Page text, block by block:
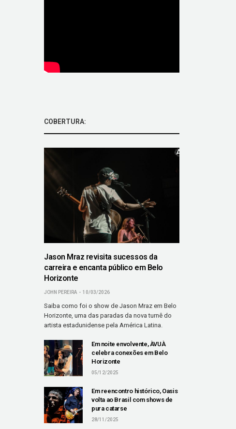
COBERTURA:
Jason Mraz revisita sucessos da
carreira e encanta público em Belo
Horizonte
JOHN PEREIRA 10/03/2026
Saiba como foi o show de Jason Mraz em Belo
Horizonte, uma das paradas da nova turnê do
artista estadunidense pela América Latina.
Em noite envolvente, ÀVUÀ
celebra conexões em Belo
Horizonte
05/12/2025
Em reencontro histórico, Oasis
volta ao Brasil com shows de
pura catarse
28/11/2025